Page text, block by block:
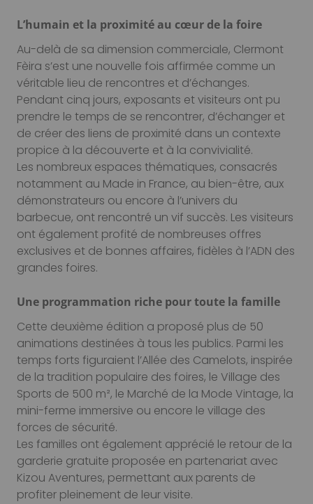
L’humain et la proximité au cœur de la foire
Au-delà de sa dimension commerciale, Clermont
Fèira s’est une nouvelle fois affirmée comme un
véritable lieu de rencontres et d’échanges.
Pendant cinq jours, exposants et visiteurs ont pu
prendre le temps de se rencontrer, d’échanger et
de créer des liens de proximité dans un contexte
propice à la découverte et à la convivialité.
Les nombreux espaces thématiques, consacrés
notamment au Made in France, au bien-être, aux
démonstrateurs ou encore à l’univers du
barbecue, ont rencontré un vif succès. Les visiteurs
ont également profité de nombreuses offres
exclusives et de bonnes affaires, fidèles à l’ADN des
grandes foires.
Une programmation riche pour toute la famille
Cette deuxième édition a proposé plus de 50
animations destinées à tous les publics. Parmi les
temps forts figuraient l’Allée des Camelots, inspirée
de la tradition populaire des foires, le Village des
Sports de 500 m², le Marché de la Mode Vintage, la
mini-ferme immersive ou encore le village des
forces de sécurité.
Les familles ont également apprécié le retour de la
garderie gratuite proposée en partenariat avec
Kizou Aventures, permettant aux parents de
profiter pleinement de leur visite.